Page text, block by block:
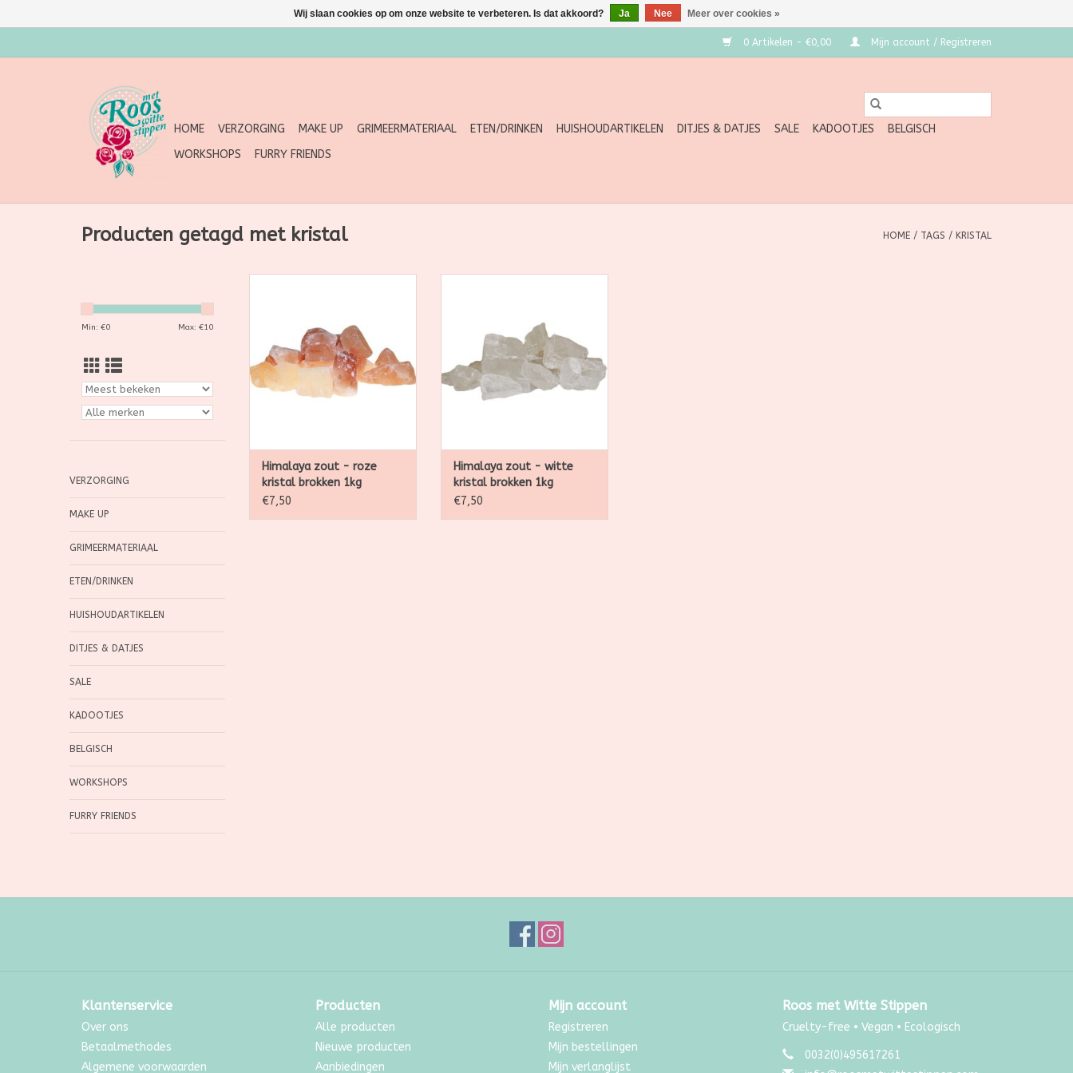
0 Artikelen - €0,00 Mijn account / Registreren
HOME VERZORGING MAKE UP GRIMEERMATERIAAL ETEN/DRINKEN HUISHOUDARTIKELEN DITJES & DATJES SALE KADOOTJES
BELGISCH
WORKSHOPS
FURRY FRIENDS
Producten getagd met kristal HOME / TAGS / KRISTAL
Min: €0 Max: €10
VERZORGING
MAKE UP
GRIMEERMATERIAAL
ETEN/DRINKEN
HUISHOUDARTIKELEN
DITJES & DATJES
SALE
KADOOTJES
BELGISCH
WORKSHOPS
FURRY FRIENDS
en het biedt veel
gezondheidsvoordelen.
Himalayazout is puur en
natuurlijk.
Himalaya zout - roze
kristal brokken 1kg
€7,50
en het biedt veel
gezondheidsvoordelen.
Himalayazout is puur en
natuurlijk.
TOEVOEGEN AAN WINKELWAGEN
Himalaya zout - witte
kristal brokken 1kg
€7,50
Klantenservice
Over ons
Betaalmethodes
Algemene voorwaarden
Producten
Alle producten
Nieuwe producten
Aanbiedingen
Mijn account
Registreren
Mijn bestellingen
Mijn verlanglijst
Roos met Witte Stippen
Cruelty-free • Vegan • Ecologisch
0032(0)495617261
Wij slaan cookies op om onze website te verbeteren. Is dat akkoord? Ja Nee Meer over cookies »